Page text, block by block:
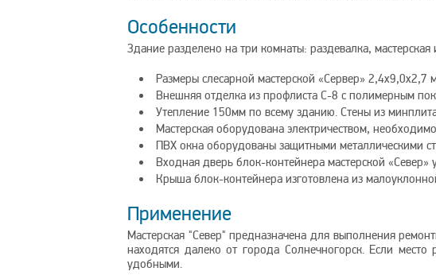
Особенности
Здание разделено на три комнаты: раздевалка,
Размеры слесарной мастерской «Сервер» 2,4х9,0х2,7
Внешняя отделка из профлиста С-8 с полимерным
Утепление 150мм по всему зданию. Стены из
Мастерская оборудована электричеством,
ПВХ окна оборудованы защитными металлическими
Входная дверь блок-контейнера мастерской «Север»
Крыша блок-контейнера изготовлена из
Применение
Мастерская "Север" предназначена для выполнения
находятся далеко от города Солнечногорск. Если
удобными.